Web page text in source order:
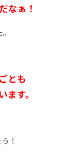
なぁ！
とも
す。
！